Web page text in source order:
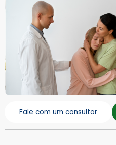
Fale com um consultor